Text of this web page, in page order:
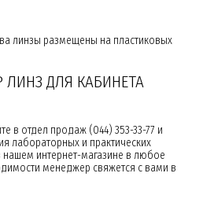
линзы размещены на пластиковых
ЛИНЗ ДЛЯ КАБИНЕТА
в отдел продаж (044) 353-33-77 и
лабораторных и практических
нашем интернет-магазине в любое
менеджер свяжется с вами в